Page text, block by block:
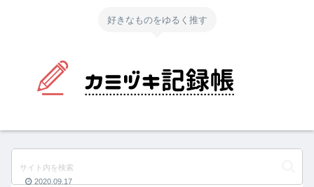
好きなものをゆるく推す
2020.09.17